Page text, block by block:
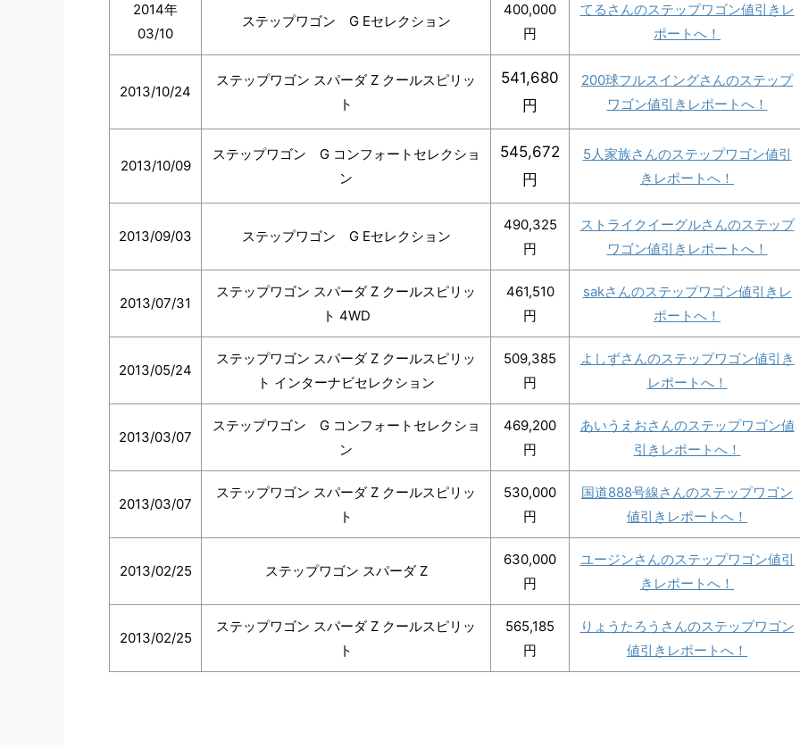
2014年
03/10
ステップワゴン G Eセレクション
400,000
円
てるさんのステップワゴン値引きレ
ポートへ！
2013/10/24
ステップワゴン スパーダ Z クールスピリッ
ト
541,680
円
200球フルスイングさんのステップ
ワゴン値引きレポートへ！
2013/10/09
ステップワゴン G コンフォートセレクショ
ン
545,672
円
5人家族さんのステップワゴン値引
きレポートへ！
2013/09/03 ステップワゴン G Eセレクション
490,325
円
ストライクイーグルさんのステップ
ワゴン値引きレポートへ！
2013/07/31
ステップワゴン スパーダ Z クールスピリッ
ト 4WD
461,510
円
sakさんのステップワゴン値引きレ
ポートへ！
2013/05/24
ステップワゴン スパーダ Z クールスピリッ
ト インターナビセレクション
509,385
円
よしずさんのステップワゴン値引き
レポートへ！
2013/03/07
ステップワゴン G コンフォートセレクショ
ン
469,200
円
あいうえおさんのステップワゴン値
引きレポートへ！
2013/03/07
ステップワゴン スパーダ Z クールスピリッ
ト
530,000
円
国道888号線さんのステップワゴン
値引きレポートへ！
2013/02/25 ステップワゴン スパーダ Z
630,000
円
ユージンさんのステップワゴン値引
きレポートへ！
2013/02/25
ステップワゴン スパーダ Z クールスピリッ
ト
565,185
円
りょうたろうさんのステップワゴン
値引きレポートへ！